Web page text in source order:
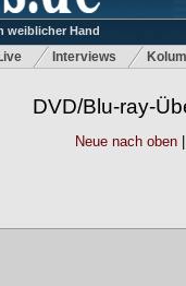
weiblicher Hand
Interviews
DVD/Blu-ray-
Neue nach oben |